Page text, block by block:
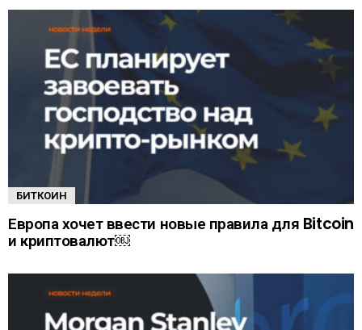
БИТКОИН
Европа хочет ввести новые правила для Bitcoin
и криптовалют￼